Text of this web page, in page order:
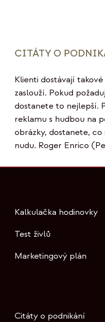
CITÁTY O
Klienti dostávají
zaslouží. Pokud
dostanete to nejlepší.
reklamu s hudbou na
obrázky, dostanete,
nudu. Roger Enrico
Kalkulačka hodinovky
Test živlů
Marketingový plán
Citáty o podnikání